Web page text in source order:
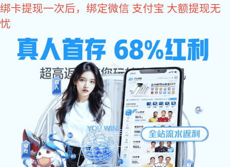
龙8头号玩家
双吸泵
龙8头号玩家 智能水泵 双吸泵